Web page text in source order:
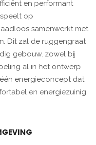
en performant
op
samenwerkt met
Dit zal de ruggengraat
gebouw, zowel bij
al in het ontwerp
energieconcept dat
en energiezuinig